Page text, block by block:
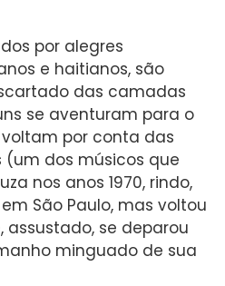
por alegres
e haitianos, são
das camadas
se aventuram para o
voltam por conta das
dos músicos que
nos anos 1970, rindo,
São Paulo, mas voltou
assustado, se deparou
minguado de sua